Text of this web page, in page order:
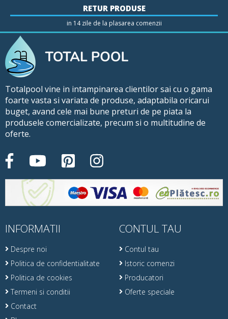
RETUR PRODUSE
in 14 zile de la plasarea comenzii
Totalpool vine in intampinarea clientilor sai cu o gama
foarte vasta si variata de produse, adaptabila oricarui
buget, avand cele mai bune preturi de pe piata la
produsele comercializate, precum si o multitudine de
oferte.
INFORMATII
Despre noi
Politica de confidentialitate
Politica de cookies
Termeni si conditii
Contact
CONTUL TAU
Contul tau
Istoric comenzi
Producatori
Oferte speciale